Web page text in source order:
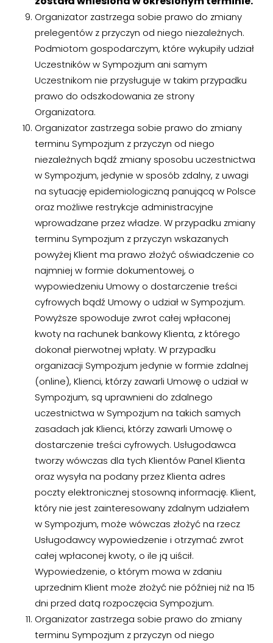
Organizator zastrzega sobie prawo do zmiany
prelegentów z przyczyn od niego niezależnych.
Podmiotom gospodarczym, które wykupiły udział
Uczestników w Sympozjum ani samym
Uczestnikom nie przysługuje w takim przypadku
prawo do odszkodowania ze strony
Organizatora.
Organizator zastrzega sobie prawo do zmiany
terminu Sympozjum z przyczyn od niego
niezależnych bądź zmiany sposobu uczestnictwa
w Sympozjum, jedynie w sposób zdalny, z uwagi
na sytuację epidemiologiczną panującą w Polsce
oraz możliwe restrykcje administracyjne
wprowadzane przez władze. W przypadku zmiany
terminu Sympozjum z przyczyn wskazanych
powyżej Klient ma prawo złożyć oświadczenie co
najmniej w formie dokumentowej, o
wypowiedzeniu Umowy o dostarczenie treści
cyfrowych bądź Umowy o udział w Sympozjum.
Powyższe spowoduje zwrot całej wpłaconej
kwoty na rachunek bankowy Klienta, z którego
dokonał pierwotnej wpłaty. W przypadku
organizacji Sympozjum jedynie w formie zdalnej
(online), Klienci, którzy zawarli Umowę o udział w
Sympozjum, są uprawnieni do zdalnego
uczestnictwa w Sympozjum na takich samych
zasadach jak Klienci, którzy zawarli Umowę o
dostarczenie treści cyfrowych. Usługodawca
tworzy wówczas dla tych Klientów Panel Klienta
oraz wysyła na podany przez Klienta adres
poczty elektronicznej stosowną informację. Klient,
który nie jest zainteresowany zdalnym udziałem
w Sympozjum, może wówczas złożyć na rzecz
Usługodawcy wypowiedzenie i otrzymać zwrot
całej wpłaconej kwoty, o ile ją uiścił.
Wypowiedzenie, o którym mowa w zdaniu
uprzednim Klient może złożyć nie później niż na 15
dni przed datą rozpoczęcia Sympozjum.
Organizator zastrzega sobie prawo do zmiany
terminu Sympozjum z przyczyn od niego